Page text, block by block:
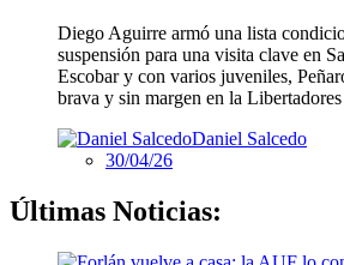
Diego Aguirre armó una lista
suspensión para una visita clave en
Escobar y con varios juveniles,
brava y sin margen en la Libertadores
Daniel Salcedo
30/04/26
Últimas Noticias: